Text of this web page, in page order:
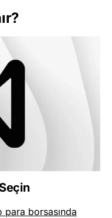
para borsasında